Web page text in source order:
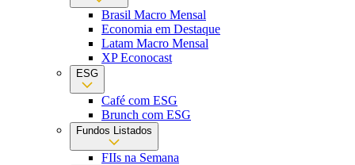
Brasil Macro Mensal
Economia em Destaque
Latam Macro Mensal
XP Econocast
ESG
Café com ESG
Brunch com ESG
Fundos Listados
FIIs na Semana